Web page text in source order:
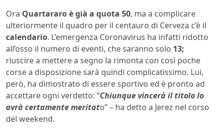
Ora Quartararo è già a quota 50, ma a complicare
ulteriormente il quadro per il centauro di Cerveza c’è il
calendario. L’emergenza Coronavirus ha infatti ridotto
all’osso il numero di eventi, che saranno solo 13;
riuscire a mettere a segno la rimonta con così poche
corse a disposizione sarà quindi complicatissimo. Lui,
però, ha dimostrato di essere sportivo ed è pronto ad
accettare ogni verdetto: “Chiunque vincerà il titolo lo
avrà certamente meritato” – ha detto a Jerez nel corso
del weekend.